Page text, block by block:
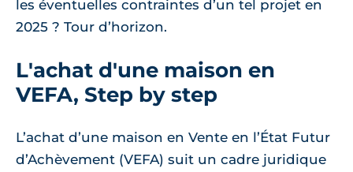
les éventuelles contraintes d’un tel projet en
2025 ? Tour d’horizon.
L'achat d'une maison en
VEFA, Step by step
L’achat d’une maison en Vente en l’État Futur
d’Achèvement (VEFA) suit un cadre juridique